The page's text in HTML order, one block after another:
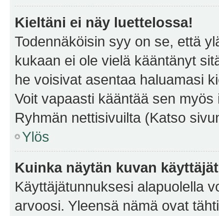
Kieltäni ei näy luettelossa!
Todennäköisin syy on se, että
kukaan ei ole vielä kääntänyt
he voisivat asentaa haluamasi
Voit vapaasti kääntää sen
Ryhmän nettisivuilta (Katso
Ylös
Kuinka näytän kuvan
Käyttäjätunnuksesi alapuolella
arvoosi. Yleensä nämä ovat